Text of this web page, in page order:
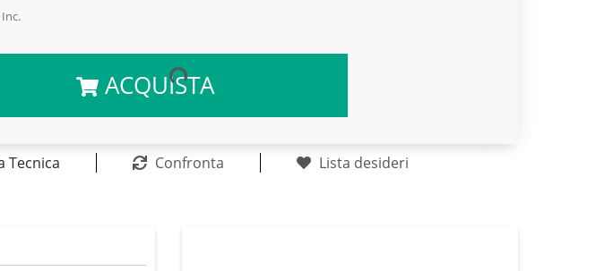
ACQUISTA
Tecnica Confronta Lista desideri